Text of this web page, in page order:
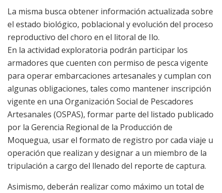
La misma busca obtener información actualizada sobre
el estado biológico, poblacional y evolución del proceso
reproductivo del choro en el litoral de Ilo.
En la actividad exploratoria podrán participar los
armadores que cuenten con permiso de pesca vigente
para operar embarcaciones artesanales y cumplan con
algunas obligaciones, tales como mantener inscripción
vigente en una Organización Social de Pescadores
Artesanales (OSPAS), formar parte del listado publicado
por la Gerencia Regional de la Producción de
Moquegua, usar el formato de registro por cada viaje u
operación que realizan y designar a un miembro de la
tripulación a cargo del llenado del reporte de captura.
Asimismo, deberán realizar como máximo un total de